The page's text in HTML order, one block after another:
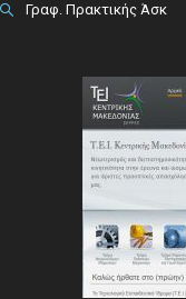
Γραφ. Πρακτικής Άσκ